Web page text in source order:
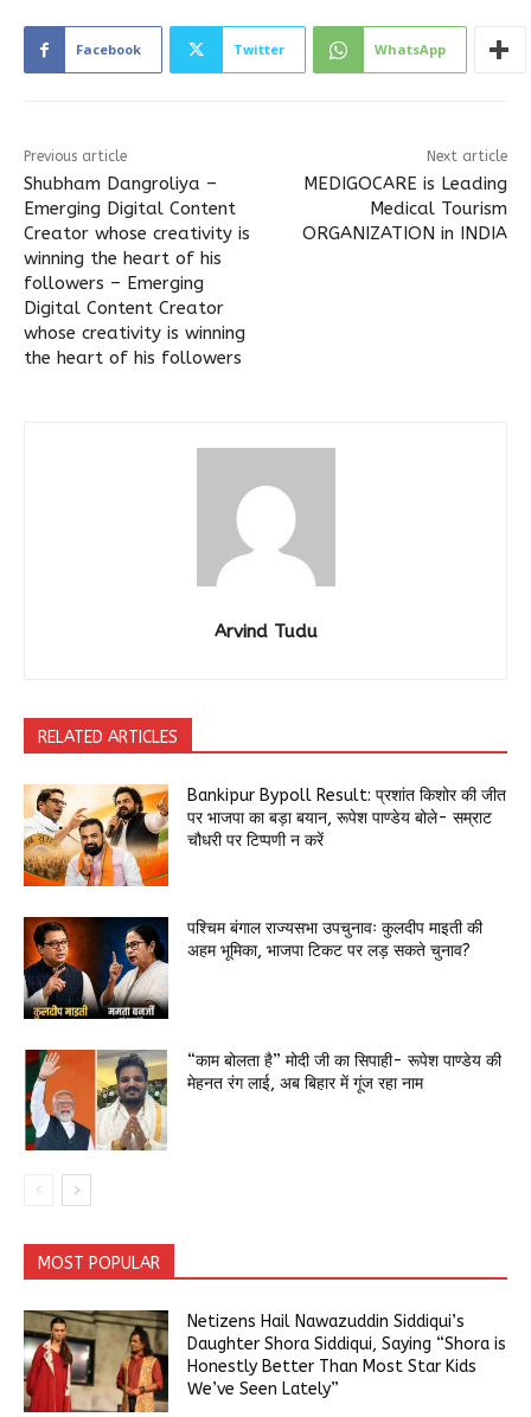
Facebook Twitter WhatsApp
Previous article
Shubham Dangroliya –
Emerging Digital Content
Creator whose creativity is
winning the heart of his
followers – Emerging
Digital Content Creator
whose creativity is winning
the heart of his followers
Next article
MEDIGOCARE is Leading
Medical Tourism
ORGANIZATION in INDIA
Arvind Tudu
RELATED ARTICLES
Bankipur Bypoll Result: प्रशांत किशोर की जीत
पर भाजपा का बड़ा बयान, रूपेश पाण्डेय बोले- सम्राट
चौधरी पर टिप्पणी न करें
पश्चिम बंगाल राज्यसभा उपचुनावः कुलदीप माइती की
अहम भूमिका, भाजपा टिकट पर लड़ सकते चुनाव?
“काम बोलता है” मोदी जी का सिपाही- रूपेश पाण्डेय की
मेहनत रंग लाई, अब बिहार में गूंज रहा नाम
MOST POPULAR
Netizens Hail Nawazuddin Siddiqui’s
Daughter Shora Siddiqui, Saying “Shora is
Honestly Better Than Most Star Kids
We’ve Seen Lately”